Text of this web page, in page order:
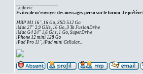
Ludovic
Evitez de m'envoyer des messages perso sur le forum. Je préfère
MBP M1 16", 16 Go, SSD 512 Go
iMac 27" 2,9 GHz, 16 Go, 3 To FusionDrive
iMac G4 24" 1,6 Ghz, 1 Go, SuperDrive
iPhone 12 mini 128 Go
iPad Pro 11", iPad mini Cellular...